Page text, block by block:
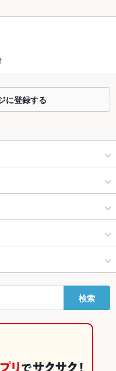
ん。テーブル席と座敷席をご用
等お気軽にご相談下さい
切宴会が可能です！歓送迎会や会
アをご利用下さい。池袋駅から
し頂くことも可能です♪
～ご用意致しております。飲み
に登録する
検索